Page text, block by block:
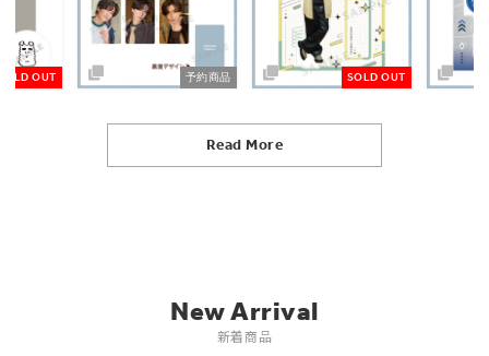
予約商品 SOLD OUT SOLD OUT
Read More
New Arrival
新着商品